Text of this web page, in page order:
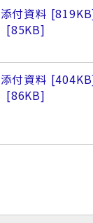
添付資料 819KB
85KB
添付資料 404KB
86KB